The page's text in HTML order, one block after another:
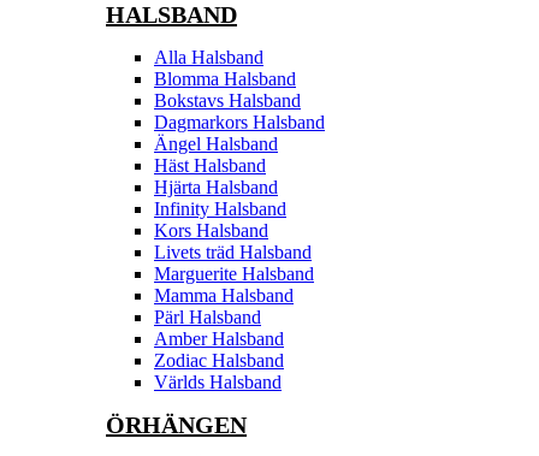
HALSBAND
Alla Halsband
Blomma Halsband
Bokstavs Halsband
Dagmarkors Halsband
Ängel Halsband
Häst Halsband
Hjärta Halsband
Infinity Halsband
Kors Halsband
Livets träd Halsband
Marguerite Halsband
Mamma Halsband
Pärl Halsband
Amber Halsband
Zodiac Halsband
Världs Halsband
ÖRHÄNGEN